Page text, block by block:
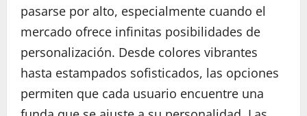
pasarse por alto, especialmente cuando el
mercado ofrece infinitas posibilidades de
personalización. Desde colores vibrantes
hasta estampados sofisticados, las opciones
permiten que cada usuario encuentre una